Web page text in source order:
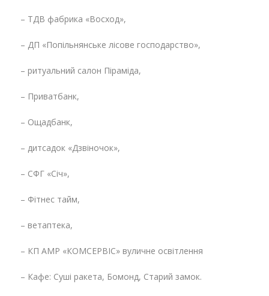
– ТДВ фабрика «Восход»,
– ДП «Попільнянське лісове господарство»,
– ритуальний салон Піраміда,
– Приватбанк,
– Ощадбанк,
– дитсадок «Дзвіночок»,
– СФГ «Січ»,
– Фітнес тайм,
– ветаптека,
– КП АМР «КОМСЕРВІС» вуличне освітлення
– Кафе: Суші ракета, Бомонд, Старий замок.